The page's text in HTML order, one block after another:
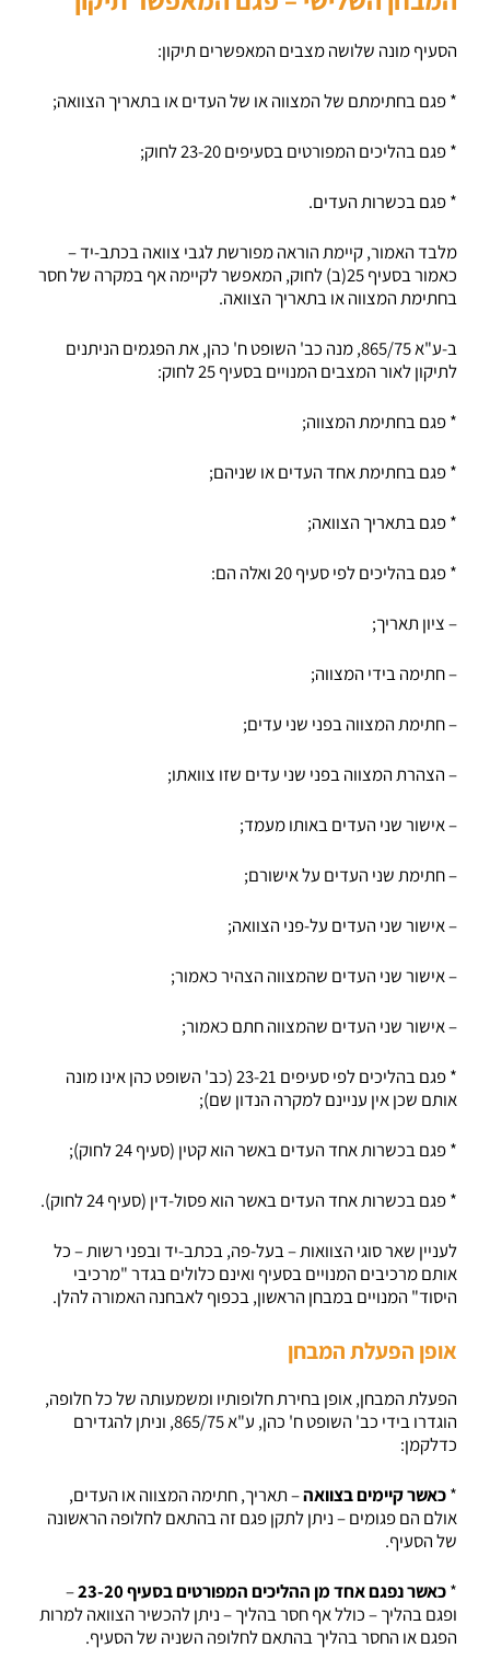
הסעיף מונה שלושה מצבים המאפשרים תיקון:
* פגם בחתימתם של המצווה או של העדים או בתאריך הצוואה;
* פגם בהליכים המפורטים בסעיפים 23-20 לחוק;
* פגם בכשרות העדים.
מלבד האמור, קיימת הוראה מפורשת לגבי צוואה בכתב-יד –
כאמור בסעיף 25(ב) לחוק, המאפשר לקיימה אף במקרה של חסר
בחתימת המצווה או בתאריך הצוואה.
ב-ע"א 865/75, מנה כב' השופט ח' כהן, את הפגמים הניתנים
לתיקון לאור המצבים המנויים בסעיף 25 לחוק:
* פגם בחתימת המצווה;
* פגם בחתימת אחד העדים או שניהם;
* פגם בתאריך הצוואה;
* פגם בהליכים לפי סעיף 20 ואלה הם:
– ציון תאריך;
– חתימה בידי המצווה;
– חתימת המצווה בפני שני עדים;
– הצהרת המצווה בפני שני עדים שזו צוואתו;
– אישור שני העדים באותו מעמד;
– חתימת שני העדים על אישורם;
– אישור שני העדים על-פני הצוואה;
– אישור שני העדים שהמצווה הצהיר כאמור;
– אישור שני העדים שהמצווה חתם כאמור;
* פגם בהליכים לפי סעיפים 23-21 (כב' השופט כהן אינו מונה
אותם שכן אין עניינם למקרה הנדון שם);
* פגם בכשרות אחד העדים באשר הוא קטין (סעיף 24 לחוק);
* פגם בכשרות אחד העדים באשר הוא פסול-דין (סעיף 24 לחוק).
לעניין שאר סוגי הצוואות – בעל-פה, בכתב-יד ובפני רשות – כל
אותם מרכיבים המנויים בסעיף ואינם כלולים בגדר "מרכיבי
היסוד" המנויים במבחן הראשון, בכפוף לאבחנה האמורה להלן.
אופן הפעלת המבחן
הפעלת המבחן, אופן בחירת חלופותיו ומשמעותה של כל חלופה,
הוגדרו בידי כב' השופט ח' כהן, ע"א 865/75, וניתן להגדירם
כדלקמן:
*כאשר קיימים בצוואה– תאריך, חתימה המצווה או העדים,
אולם הם פגומים – ניתן לתקן פגם זה בהתאם לחלופה הראשונה
של הסעיף.
*כאשר נפגם אחד מן ההליכים המפורטים בסעיף 23-20
–
ופגם בהליך – כולל אף חסר בהליך – ניתן להכשיר הצוואה למרות
הפגם או החסר בהליך בהתאם לחלופה השניה של הסעיף.